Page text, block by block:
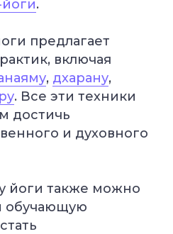
йоги.
предлагает
включая
, дхарану,
. Все эти техники
достичь
и духовного
йоги также можно
обучающую